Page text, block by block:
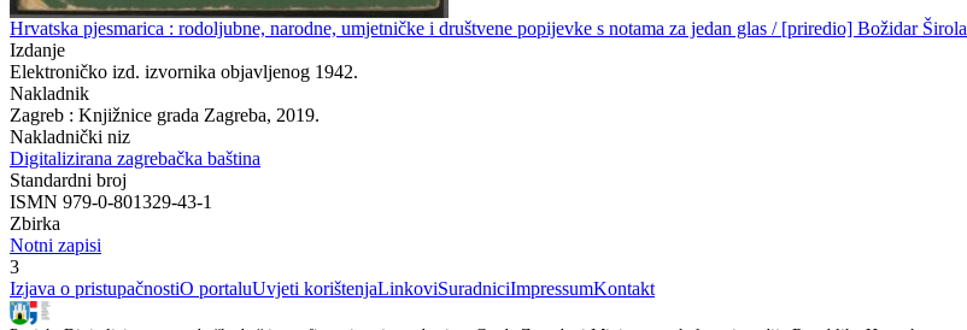
Hrvatska pjesmarica : rodoljubne, narodne, umjetničke i društvene popijevke s notama za jedan glas / [priredio] Božidar Širola
Izdanje
Elektroničko izd. izvornika objavljenog 1942.
Nakladnik
Zagreb : Knjižnice grada Zagreba, 2019.
Nakladnički niz
Digitalizirana zagrebačka baština
Standardni broj
ISMN 979-0-801329-43-1
Zbirka
Notni zapisi
3
Izjava o pristupačnostiO portaluUvjeti korištenjaLinkoviSuradniciImpressumKontakt